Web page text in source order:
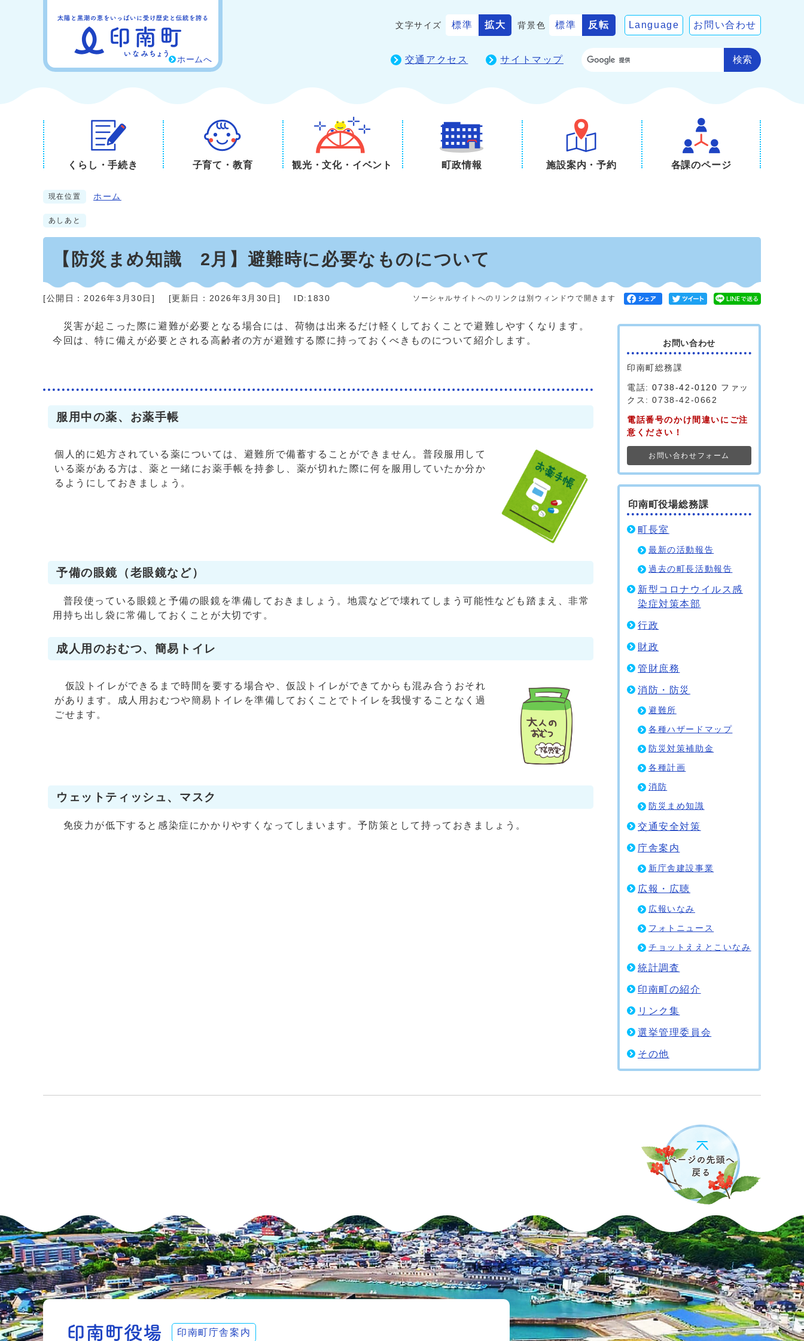
ホームへ
文字サイズ 標準 拡大 背景色 標準 反転 Language お問い合わせ
交通アクセス サイトマップ 検索
くらし・手続き 子育て・教育 観光・文化・イベント 町政情報 施設案内・予約 各課のページ
現在位置 ホーム
あしあと
【防災まめ知識 2月】避難時に必要なものについて
[公開日： 2026年3月30日 ] [更新日： 2026年3月30日 ] ID:1830 ソーシャルサイトへのリンクは別ウィンドウで開きます
災害が起こった際に避難が必要となる場合には、荷物は出来るだけ軽くしておくことで避難しやすくなります。
今回は、特に備えが必要とされる高齢者の方が避難する際に持っておくべきものについて紹介します。
服用中の薬、お薬手帳
個人的に処方されている薬については、避難所で備蓄することができません。普段服用して
いる薬がある方は、薬と一緒にお薬手帳を持参し、薬が切れた際に何を服用していたか分か
るようにしておきましょう。
予備の眼鏡（老眼鏡など）
普段使っている眼鏡と予備の眼鏡を準備しておきましょう。地震などで壊れてしまう可能性なども踏まえ、非常
用持ち出し袋に常備しておくことが大切です。
成人用のおむつ、簡易トイレ
仮設トイレができるまで時間を要する場合や、仮設トイレができてからも混み合うおそれ
があります。成人用おむつや簡易トイレを準備しておくことでトイレを我慢することなく過
ごせます。
ウェットティッシュ、マスク
免疫力が低下すると感染症にかかりやすくなってしまいます。予防策として持っておきましょう。
お問い合わせ
印南町総務課
電話:0738-42-0120 ファッ
クス: 0738-42-0662
電話番号のかけ間違いにご注
意ください！
お問い合わせフォーム
印南町役場総務課
町長室
最新の活動報告
過去の町長活動報告
新型コロナウイルス感
染症対策本部
行政
財政
管財庶務
消防・防災
避難所
各種ハザードマップ
防災対策補助金
各種計画
消防
防災まめ知識
交通安全対策
庁舎案内
新庁舎建設事業
広報・広聴
広報いなみ
フォトニュース
チョットええとこいなみ
統計調査
印南町の紹介
リンク集
選挙管理委員会
その他
印南町庁舎案内